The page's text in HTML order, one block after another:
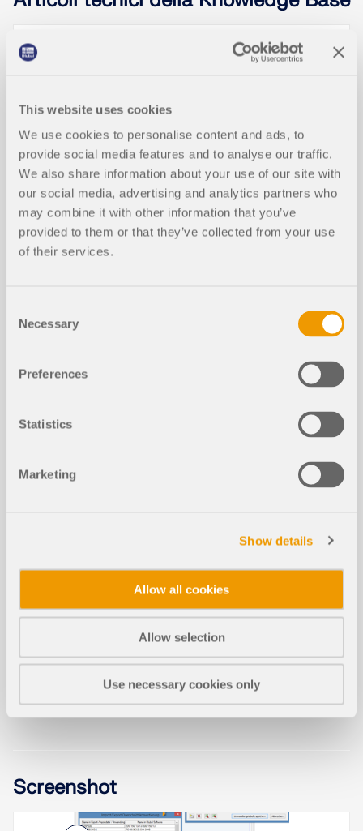
This website uses cookies
We use cookies to personalise content and ads, to
provide social media features and to analyse our traffic.
We also share information about your use of our site with
our social media, advertising and analytics partners who
may combine it with other information that you’ve
provided to them or that they’ve collected from your use
of their services.
Selection
Necessary
Preferences
Statistics
Marketing
Show details
Allow all cookies
Allow selection
Use necessary cookies only
Interoperabilità di Dlubal Software c
proverbio può essere applicato anche al settore
è su misura, tanto più efficientemente possono
essere risolte le attività. La varietà e la complessità
Le relazioni di calcolo definite individualmente in
un modello RFEM o RSTAB possono essere
visualizzate in diversi modi.
Installazione successiva dell'interfac
cia di Revit
Screenshot